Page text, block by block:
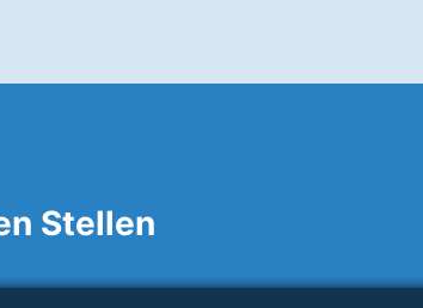
Stellen